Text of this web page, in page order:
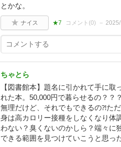
とかな。
ナイス ★7 コメント(0)
ちゃとら
【図書館本】題名に引かれて手に
れた本。50,000円で暮らせるの？？
無理だけど、それでもできるの⁈た
身は高カロリー接種をしなくなり体
わない？臭くないのかしら？端々に
できる範囲を見つけていこうと思った